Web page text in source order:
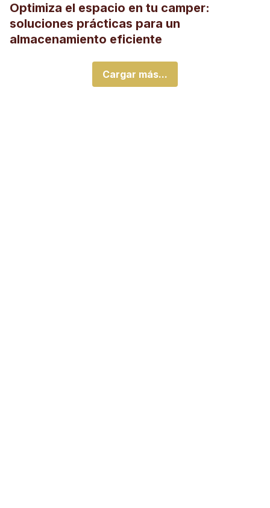
Optimiza el espacio en tu camper:
soluciones prácticas para un
almacenamiento eficiente
Cargar más...